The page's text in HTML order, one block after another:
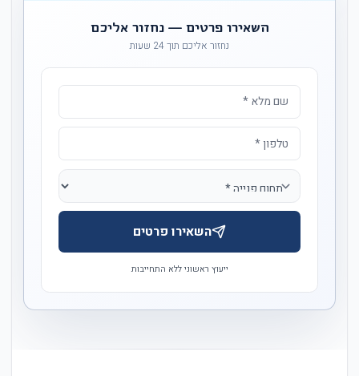
השאירו פרטים — נחזור אליכם
נחזור אליכם תוך 24 שעות
השאירו פרטים
ייעוץ ראשוני ללא התחייבות